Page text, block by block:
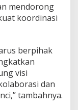
mendorong
koordinasi
berpihak
visi
dan
tambahnya.